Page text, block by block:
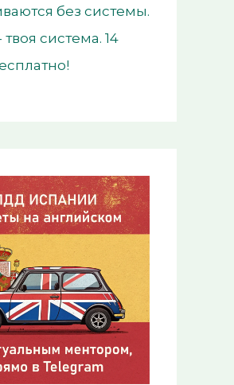
без системы.
система. 14